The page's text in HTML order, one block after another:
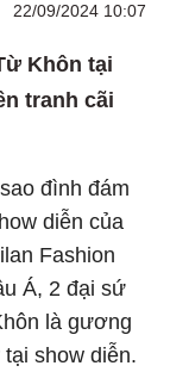
22/09/2024 10:07
Khôn tại
tranh cãi
đình đám
diễn của
Fashion
Á, 2 đại sứ
là gương
show diễn.